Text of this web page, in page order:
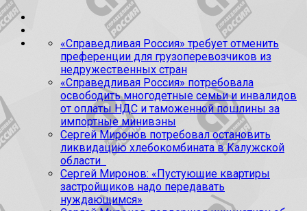
«Справедливая Россия» требует отменить
преференции для грузоперевозчиков из
недружественных стран
«Справедливая Россия» потребовала
освободить многодетные семьи и инвалидов
от оплаты НДС и таможенной пошлины за
импортные минивэны
Сергей Миронов потребовал остановить
ликвидацию хлебокомбината в Калужской
области
Сергей Миронов: «Пустующие квартиры
застройщиков надо передавать
нуждающимся»